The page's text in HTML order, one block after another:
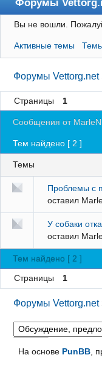
Главная
Пользователи
Правила
Поиск
Регистрация
Вход
Вы не вошли.
Активные темы
Форумы Vettorg.net
Страницы 1
Сообщения от MarleN
Тем найдено [ 2 ]
Темы
Проблемы с
оставил
У собаки
оставил
Тем найдено [ 2 ]
Страницы 1
Форумы Vettorg.net
На основе PunBB ,